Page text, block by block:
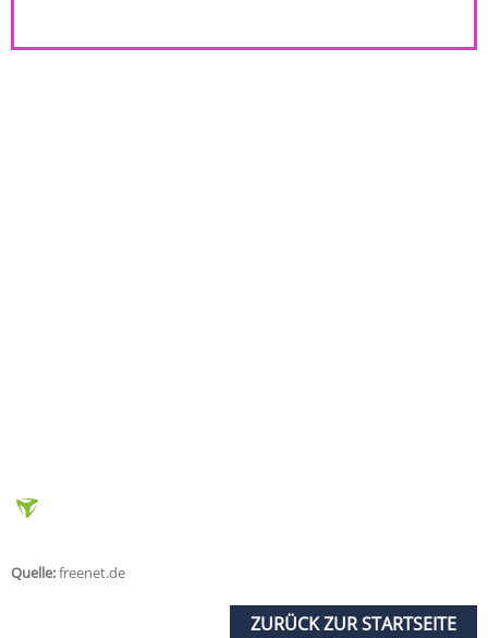
Quelle:freenet.de
ZURÜCK ZUR STARTSEITE